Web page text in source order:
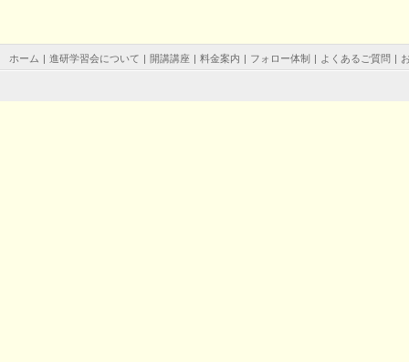
ホーム | 進研学習会について | 開講講座 | 料金案内 | フォロー体制 | よくあるご質問 |